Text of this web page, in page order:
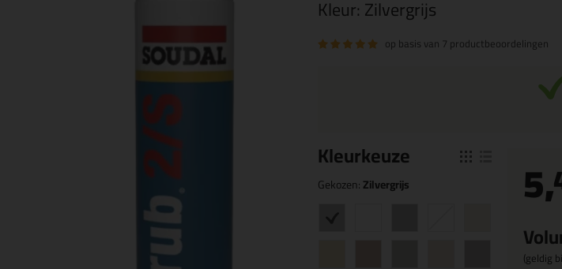
Kleur:Zilvergrijs
op basis van 7 productbeoordelingen
Kleurkeuze
Gekozen:Zilvergrijs 5,
(geldig